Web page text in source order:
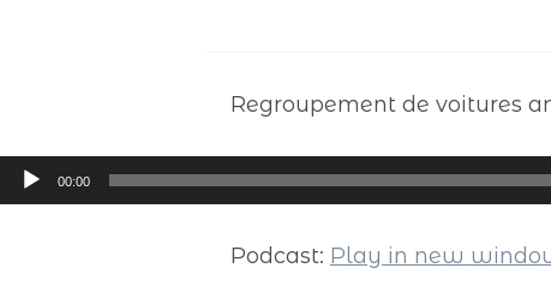
Regroupement de voitures
Lecteur
audio
00:00
Podcast: Play in new